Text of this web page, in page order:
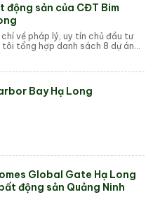
động sản của CĐT Bim
về pháp lý, uy tín chủ đầu tư
tổng hợp danh sách 8 dự án
Bay Hạ Long
Global Gate Hạ Long
động sản Quảng Ninh